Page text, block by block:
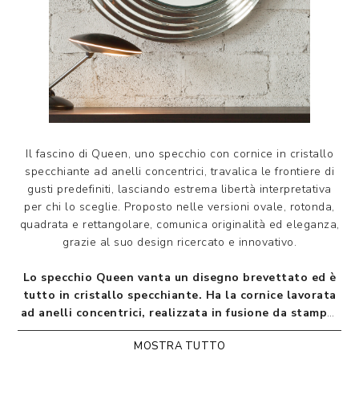
Il fascino di Queen, uno specchio con cornice in cristallo
specchiante ad anelli concentrici, travalica le frontiere di
gusti predefiniti, lasciando estrema libertà interpretativa
per chi lo sceglie. Proposto nelle versioni ovale, rotonda,
quadrata e rettangolare, comunica originalità ed eleganza,
grazie al suo design ricercato e innovativo.
Lo specchio Queen vanta un disegno brevettato ed è
tutto in cristallo specchiante. Ha la cornice lavorata
ad anelli concentrici, realizzata in fusione da stampo.
Designed by Riflessi Lab
MOSTRA TUTTO